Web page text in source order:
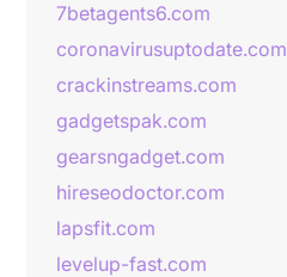
7betagents6.com
coronavirusuptodate.com
crackinstreams.com
gadgetspak.com
gearsngadget.com
hireseodoctor.com
lapsfit.com
levelup-fast.com